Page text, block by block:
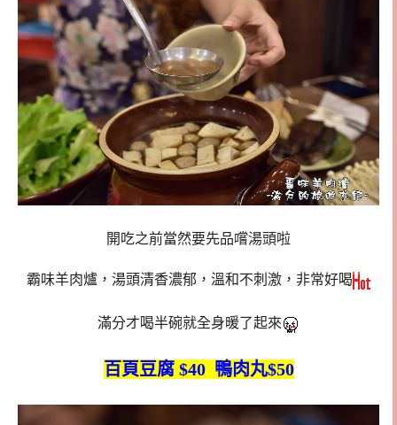
開吃之前當然要先品嚐湯頭啦
霸味羊肉爐，湯頭清香濃郁，溫和不刺激，非常好喝
滿分才喝半碗就全身暖了起來
百頁豆腐 $40 鴨肉丸$50